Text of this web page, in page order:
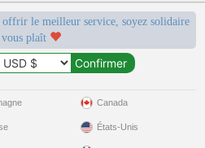
le meilleur service, soyez solidaire
plaît
Canada
États-Unis